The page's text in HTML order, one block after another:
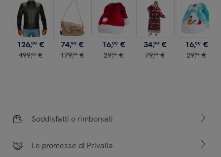
126,99 €
499,00 €
74,99 €
179,99 €
16,99 €
29,99 €
34,99 €
79,99 €
16,99 €
29,99 €
Soddisfatti o rimborsati
Le promesse di Privalia